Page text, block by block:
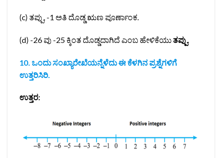
(c) ತಪ್ಪು, -1 ಅತಿ ದೊಡ್ಡ ಋಣ ಪೂರ್ಣಾಂಕ.
(d) -26 ವು -25 ಕ್ಕಿಂತ ದೊಡ್ಡದಾಗಿದೆ ಎಂಬ ಹೇಳಿಕೆಯುತಪ್ಪು.
10. ಒಂದು ಸಂಖ್ಯಾರೇಖೆಯನ್ನೆಳೆದು ಈ ಕೆಳಗಿನ ಪ್ರಶ್ನೆಗಳಿಗೆ
ಉತ್ತರಿಸಿರಿ.
ಉತ್ತರ: